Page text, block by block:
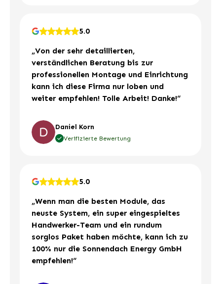
5.0
„Von der sehr detaillierten,
verständlichen Beratung bis zur
professionellen Montage und Einrichtung
kann ich diese Firma nur loben und
weiter empfehlen! Tolle Arbeit! Danke!“
Daniel Korn
Verifizierte Bewertung
5.0
„Wenn man die besten Module, das
neuste System, ein super eingespieltes
Handwerker-Team und ein rundum
sorglos Paket haben möchte, kann ich zu
100% nur die Sonnendach Energy GmbH
empfehlen!“